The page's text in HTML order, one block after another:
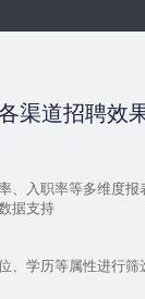
渠道招聘效
、入职率等多维度报
据支持
、学历等属性进行筛